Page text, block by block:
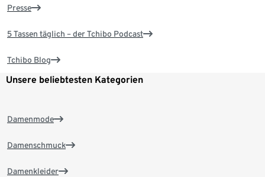
Presse
5 Tassen täglich – der Tchibo Podcast
Tchibo Blog
Unsere beliebtesten Kategorien
Damenmode
Damenschmuck
Damenkleider